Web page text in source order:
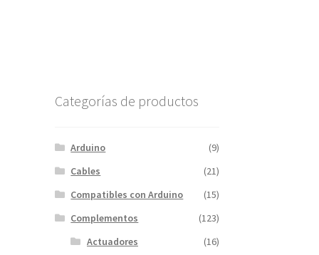
Categorías de productos
Arduino
(9)
Cables
(21)
Compatibles con Arduino
(15)
Complementos
(123)
Actuadores
(16)